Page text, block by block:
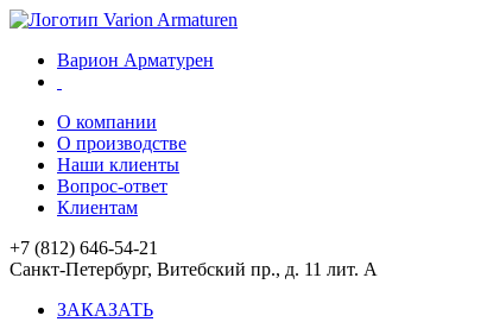
Варион Арматурен
О компании
О производстве
Наши клиенты
Вопрос-ответ
Клиентам
+7 (812) 646-54-21
Санкт-Петербург, Витебский пр., д. 11 лит. А
ЗАКАЗАТЬ